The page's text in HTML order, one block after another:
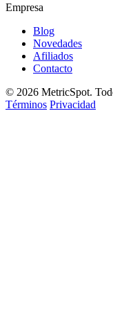
Empresa
Blog
Novedades
Afiliados
Contacto
© 2026 MetricSpot.
Términos Privacidad